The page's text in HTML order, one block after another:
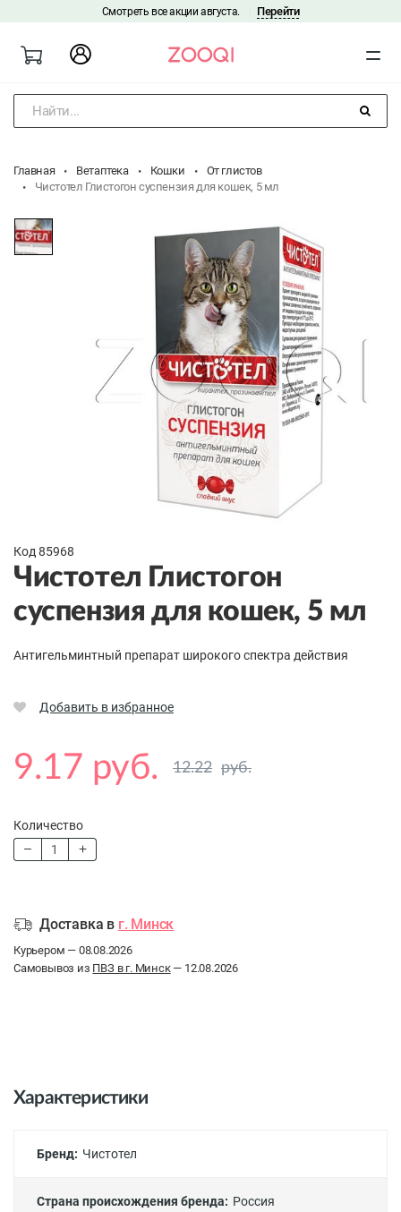
Смотреть все акции августа. Перейти
Найти...
Главная Ветаптека Кошки
От глистов
Чистотел Глистогон суспензия для кошек, 5 мл
Код 85968
Чистотел Глистогон
суспензия для кошек, 5 мл
Антигельминтный препарат широкого спектра действия
Добавить в избранное
9.17 руб. 12.22 руб.
Количество
Доставка в г. Минск
Курьером — 08.08.2026
Самовывоз из ПВЗ в г. Минск— 12.08.2026
Характеристики
Бренд: Чистотел
Страна происхождения бренда: Россия